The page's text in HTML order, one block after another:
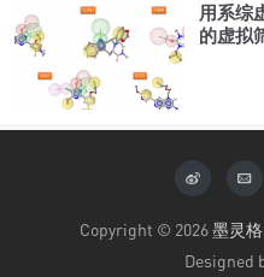
用系综
的虚拟
Copyright © 2026墨灵
Designed